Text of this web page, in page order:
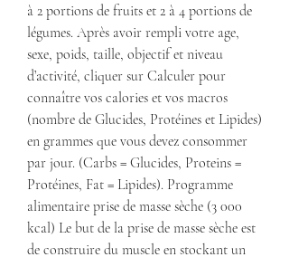
à 2 portions de fruits et 2 à 4 portions de
légumes. Après avoir rempli votre age,
sexe, poids, taille, objectif et niveau
d’activité, cliquer sur Calculer pour
connaître vos calories et vos macros
(nombre de Glucides, Protéines et Lipides)
en grammes que vous devez consommer
par jour. (Carbs = Glucides, Proteins =
Protéines, Fat = Lipides). Programme
alimentaire prise de masse sèche (3 000
kcal) Le but de la prise de masse sèche est
de construire du muscle en stockant un